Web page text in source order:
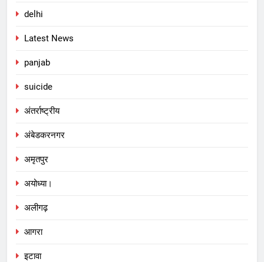
delhi
Latest News
panjab
suicide
अंतर्राष्ट्रीय
अंबेडकरनगर
अमृतपुर
अयोध्या।
अलीगढ़
आगरा
इटावा